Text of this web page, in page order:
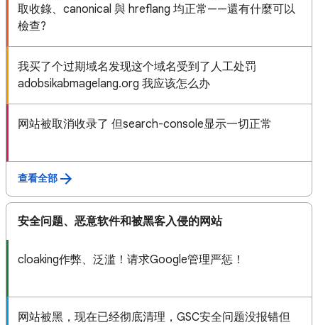
取收錄、canonical 與 hreflang 均正常——還有什麼可以
檢查?
我买了个过期域名发现这个域名受到了人工处罚
adobsikabmagelang.org 我应该怎么办
网站被取消收录了 但search-console显示一切正常
查看全部
安全问题、恶意软件和被黑客入侵的网站
cloaking作弊、泛滥！请求Google管理严惩！
网站被黑，现在已经彻底清理，GSC安全问题没报错但